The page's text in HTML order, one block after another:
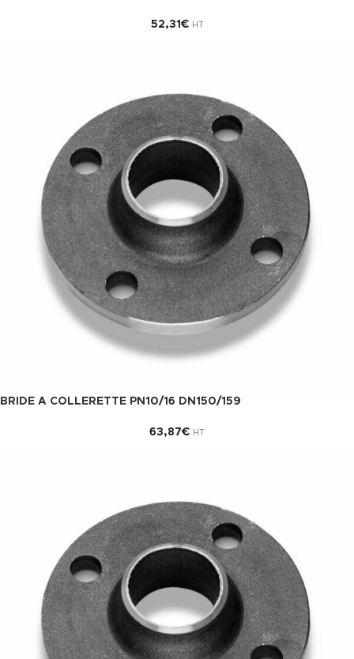
52,31 € HT
BRIDE A COLLERETTE PN10/16 DN150/159
63,87€ HT